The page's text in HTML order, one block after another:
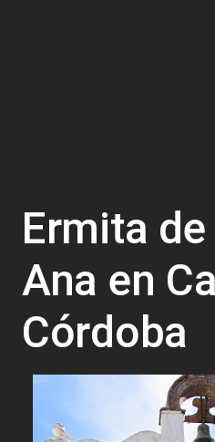
Ermita
Ana en
Córdoba